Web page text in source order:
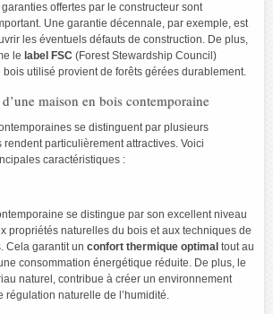
offertes par le constructeur sont
Une garantie décennale, par exemple, est
les éventuels défauts de construction. De plus,
le label FSC (Forest Stewardship Council)
utilisé provient de forêts gérées durablement.
maison en bois contemporaine
se distinguent par plusieurs
particulièrement attractives. Voici
caractéristiques :
se distingue par son excellent niveau
propriétés naturelles du bois et aux techniques de
Cela garantit un confort thermique optimal tout au
consommation énergétique réduite. De plus, le
naturel, contribue à créer un environnement
régulation naturelle de l’humidité.